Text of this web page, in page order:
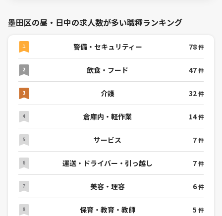
墨田区の昼・日中の求人数が多い職種ランキング
警備・セキュリティー 78件
飲食・フード 47件
介護 32件
倉庫内・軽作業 14件
サービス 7件
運送・ドライバー・引っ越し 7件
美容・理容 6件
保育・教育・教師 5 件